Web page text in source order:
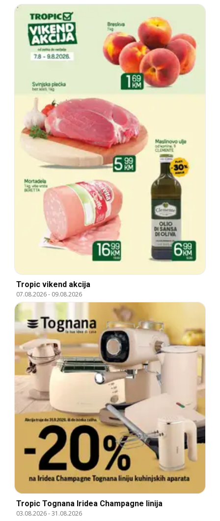
Tropic vikend akcija
07.08.2026- 09.08.2026
Tropic Tognana Iridea Champagne linija
03.08.2026-31.08.2026